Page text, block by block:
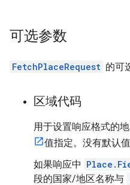
可选参数
FetchPlaceRequest 的可
区域代码
用于设置响应格式的
值指定。没有默认值
如果响应中
段的国家/地区名称与